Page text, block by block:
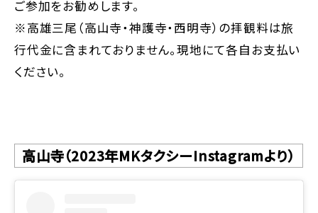
ご参加をお勧めします。
※高雄三尾（高山寺・神護寺・西明寺）の拝観料は旅
行代金に含まれておりません。現地にて各自お支払い
ください。
高山寺（2023年MKタクシーInstagramより）